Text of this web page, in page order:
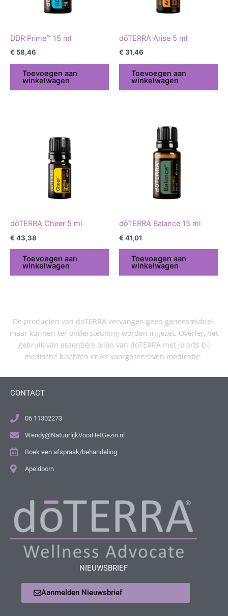
DDR Prime™ 15 ml
€ 58,46
Toevoegen aan
winkelwagen
dōTERRA Arise 5 ml
€ 31,46
Toevoegen aan
winkelwagen
dōTERRA Cheer 5 ml
€ 43,38
Toevoegen aan
winkelwagen
dōTERRA Balance 15 ml
€ 41,01
Toevoegen aan
winkelwagen
De producten van doTERRA vervangen geen geneesmiddel,
maar kunnen ter ondersteuning worden ingezet. Overleg het
gebruik van essentiële oliën van doTERRA met je arts bij
medische klachten en/of voorgeschreven medicatie.
CONTACT
06 11302273
Wendy@NatuurlijkVoorHetGezin.nl
Boek een afspraak/behandeling
Apeldoorn
NIEUWSBRIEF
Aanmelden Nieuwsbrief